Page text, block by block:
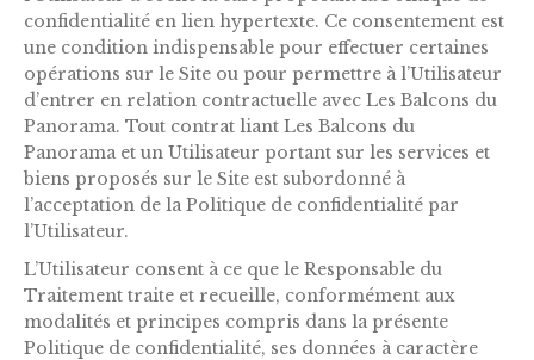
confidentialité en lien hypertexte. Ce consentement est
une condition indispensable pour effectuer certaines
opérations sur le Site ou pour permettre à l’Utilisateur
d’entrer en relation contractuelle avec Les Balcons du
Panorama. Tout contrat liant Les Balcons du
Panorama et un Utilisateur portant sur les services et
biens proposés sur le Site est subordonné à
l’acceptation de la Politique de confidentialité par
l’Utilisateur.
L’Utilisateur consent à ce que le Responsable du
Traitement traite et recueille, conformément aux
modalités et principes compris dans la présente
Politique de confidentialité, ses données à caractère